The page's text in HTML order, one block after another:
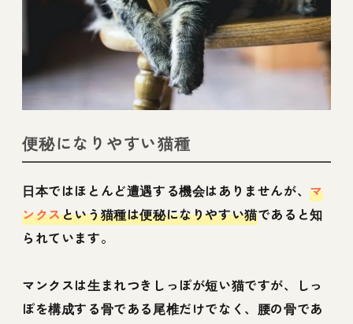
便秘になりやすい猫種
日本ではほとんど遭遇する機会はありませんが、マ
ンクスという猫種は便秘になりやすい猫であると知
られています。
マンクスは生まれつきしっぽが短い猫ですが、しっ
ぽを構成する骨である尾椎だけでなく、腰の骨であ